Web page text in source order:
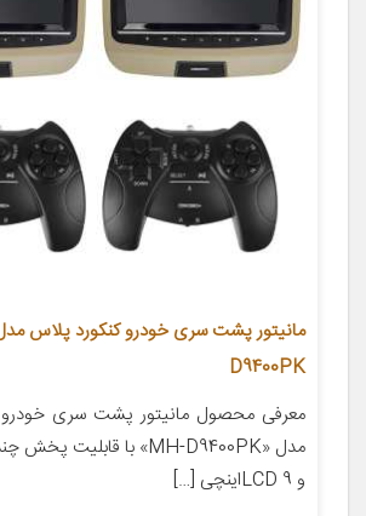
D9400PK
معرفی محصول مانیتور پشت سری خودرو
و LCD 9اینچی […]